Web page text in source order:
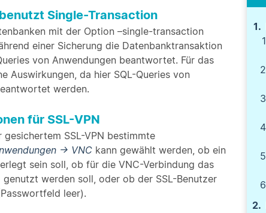
Single-Transaction
mit der Option –single-transaction
einer Sicherung die Datenbanktransaktion
von Anwendungen beantwortet. Für das
Auswirkungen, da hier SQL-Queries von
werden.
für SSL-VPN
SSL-VPN bestimmte
-> VNC kann gewählt werden, ob ein
sein soll, ob für die VNC-Verbindung das
werden soll, oder ob der SSL-Benutzer
leer).